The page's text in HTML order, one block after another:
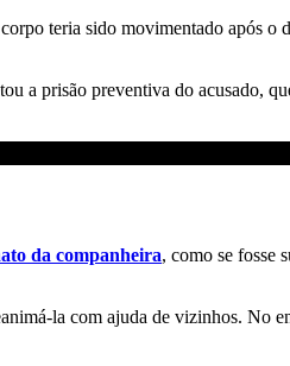
teria sido movimentado após o
a prisão preventiva do acusado,
da companheira, como se fosse
la com ajuda de vizinhos. No